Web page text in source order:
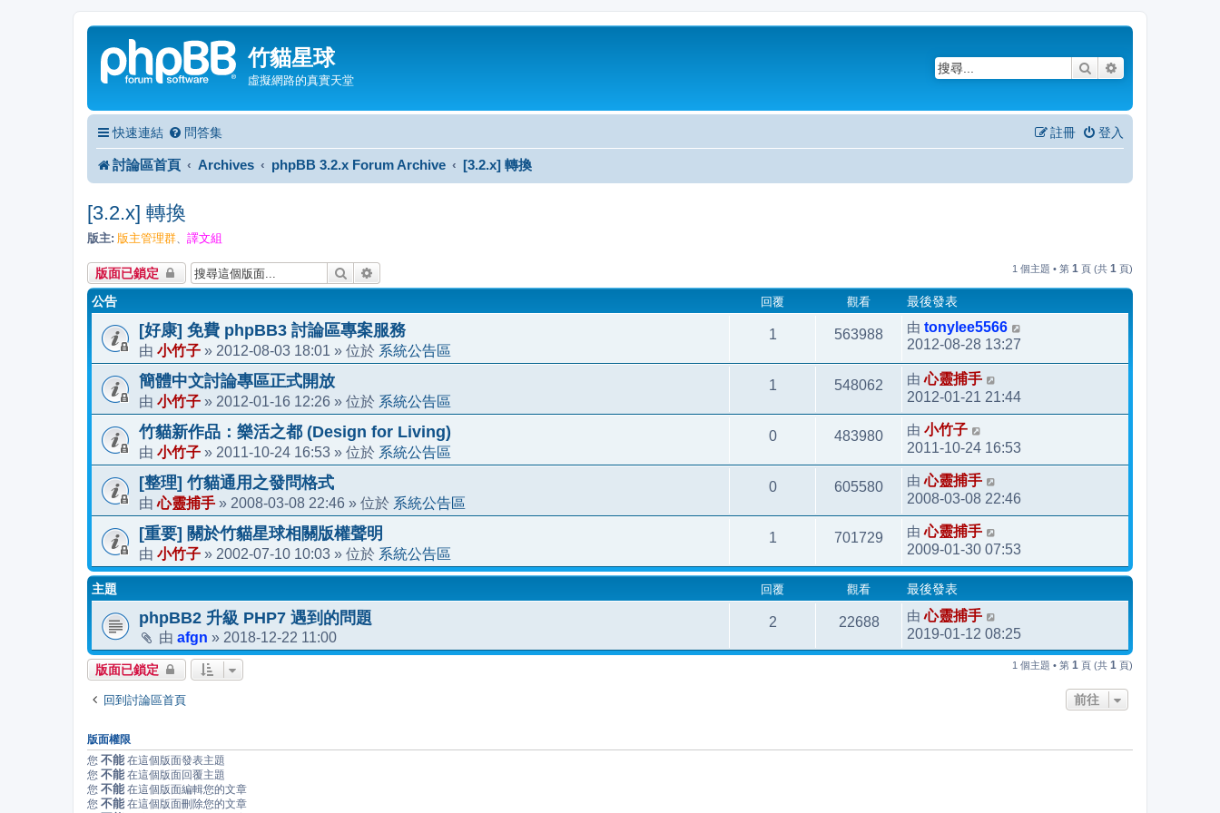
竹貓星球
虛擬網路的真實天堂
搜尋
快速連結 問答集 登入
註冊
討論區首頁 Archives phpBB 3.2.x Forum Archive [3.2.x] 轉換
[3.2.x] 轉換
版主: 版主管理群 譯文組
版面已鎖定 搜尋 1 個主題 • 第 1 頁 (共 1 頁)
公告 回覆 觀看 最後發表
[好康] 免費 phpBB3 討論區專案服務
由 小竹子 » 2012-08-03 18:01 » 位於 系統公告區
1 563988 由 tonylee5566
2012-08-28 13:27
簡體中文討論專區正式開放
由 小竹子 » 2012-01-16 12:26 » 位於 系統公告區
1 548062 由心靈捕手
2012-01-21 21:44
竹貓新作品：樂活之都 (Design for Living)
由 小竹子 » 2011-10-24 16:53 » 位於 系統公告區
0 483980 由 小竹子
2011-10-24 16:53
[整理] 竹貓通用之發問格式
由心靈捕手 » 2008-03-08 22:46 » 位於 系統公告區
0 605580 由心靈捕手
2008-03-08 22:46
[重要] 關於竹貓星球相關版權聲明
由 小竹子 » 2002-07-10 10:03 » 位於 系統公告區
1 701729 由心靈捕手
2009-01-30 07:53
主題 回覆 觀看 最後發表
phpBB2 升級 PHP7 遇到的問題
由 afgn » 2018-12-22 11:00
2 22688 由心靈捕手
2019-01-12 08:25
版面已鎖定 1 個主題 • 第 1 頁 (共 1 頁)
回到討論區首頁 前往
版面權限
您 不能 在這個版面發表主題
您 不能 在這個版面回覆主題
您 不能 在這個版面編輯您的文章
您 不能 在這個版面刪除您的文章